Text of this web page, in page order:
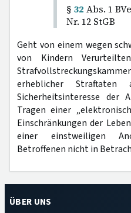
§ 32 Abs. 1
Nr. 12 StGB
Geht von einem wegen
von Kindern
erheblicher
Sicherheitsinteresse der
Tragen einer
Einschränkungen der
einer einstweiligen
Betroffenen nicht in
ÜBER UNS